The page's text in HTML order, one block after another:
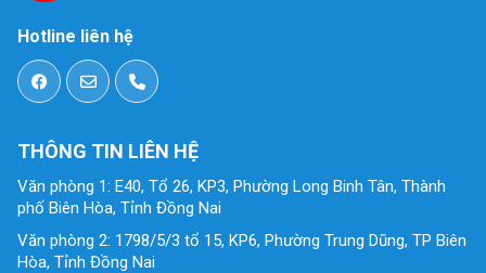
Hotline liên hệ
THÔNG TIN LIÊN HỆ
Văn phòng 1: E40, Tổ 26, KP3, Phường Long Binh Tân, Thành
phố Biên Hòa, Tỉnh Đồng Nai
Văn phòng 2: 1798/5/3 tổ 15, KP6, Phường Trung Dũng, TP Biên
Hòa, Tỉnh Đồng Nai